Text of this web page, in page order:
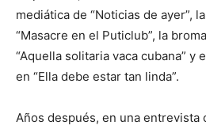
mediática de “Noticias de ayer”,
“Masacre en el Puticlub”, la
“Aquella solitaria vaca cubana” y
en “Ella debe estar tan linda”.
Años después, en una entrevista